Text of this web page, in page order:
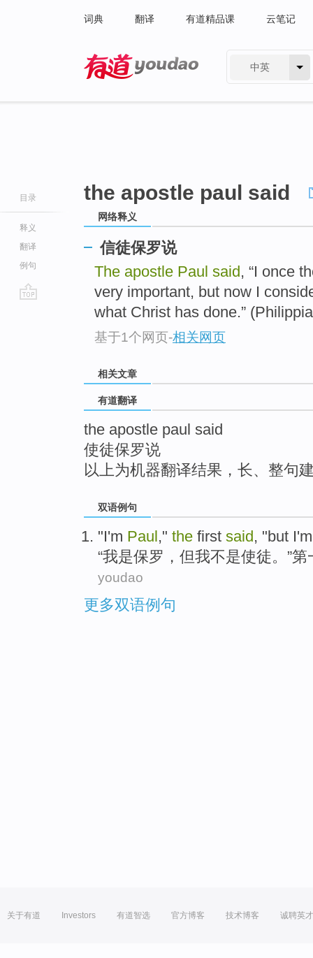
词典 翻译 有道精品课 云笔记
中英
目录
释义
翻译
例句
the apostle paul said
网络释义
信徒保罗说
The apostle Paul said , “I once
very important, but now I
what Christ has done.”
基于1个网页-相关网页
相关文章
有道翻译
the apostle paul said
使徒保罗说
以上为机器翻译结果，长、整句
双语例句
"I'm Paul," the first said, "but
“我是保罗 ， 但我不是使徒。”第
youdao
更多双语例句
关于有道 Investors 有道智选 官方博客 技术博客 诚聘英才